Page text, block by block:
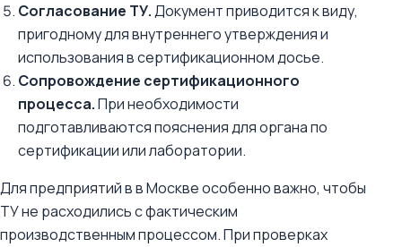
Согласование ТУ.Документ приводится к виду,
пригодному для внутреннего утверждения и
использования в сертификационном досье.
Сопровождение сертификационного
процесса.При необходимости
подготавливаются пояснения для органа по
сертификации или лаборатории.
Для предприятий в в Москве особенно важно, чтобы
ТУ не расходились с фактическим
производственным процессом. При проверках